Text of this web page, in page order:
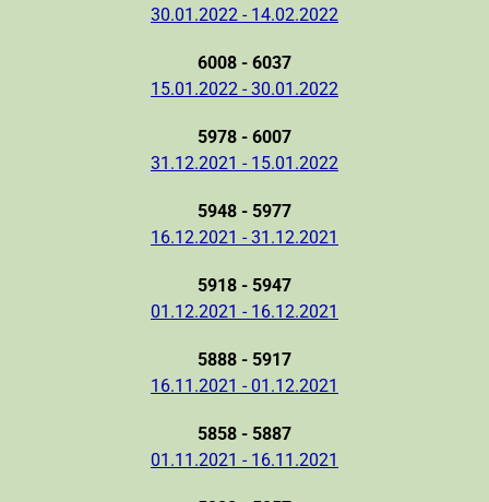
30.01.2022 - 14.02.2022
6008 - 6037
15.01.2022 - 30.01.2022
5978 - 6007
31.12.2021 - 15.01.2022
5948 - 5977
16.12.2021 - 31.12.2021
5918 - 5947
01.12.2021 - 16.12.2021
5888 - 5917
16.11.2021 - 01.12.2021
5858 - 5887
01.11.2021 - 16.11.2021